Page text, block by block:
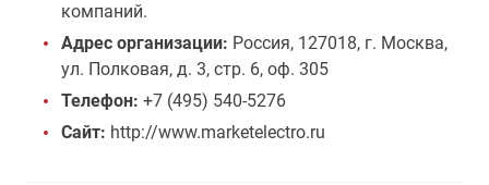
компаний.
Адрес организации: Россия, 127018, г. Москва,
ул. Полковая, д. 3, стр. 6, оф. 305
Телефон: +7 (495) 540-5276
Сайт: http://www.marketelectro.ru